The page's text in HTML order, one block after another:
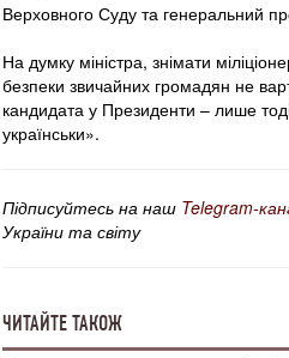
Верховного Суду та генеральний
На думку міністра, знімати
безпеки звичайних громадян не
кандидата у Президенти – лише
українськи».
Підписуйтесь на наш Telegram-
України та світу
ЧИТАЙТЕ ТАКОЖ